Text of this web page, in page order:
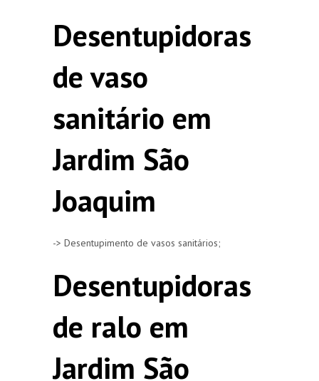
Desentupidoras
de vaso
sanitário em
Jardim São
Joaquim
-> Desentupimento de vasos sanitários;
Desentupidoras
de ralo em
Jardim São